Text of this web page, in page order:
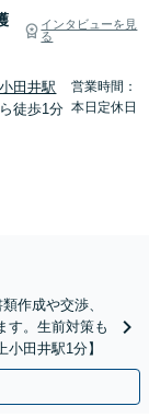
インタビューを見
る
小田井駅
徒歩1分
営業時間：
本日定休日
作成や交渉、
す。生前対策も
田井駅1分】